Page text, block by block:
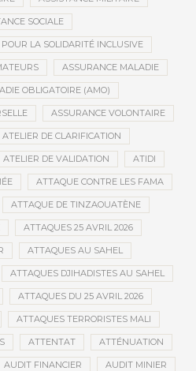
SOCIALE
LA SOLIDARITÉ INCLUSIVE
ASSURANCE MALADIE
OBLIGATOIRE (AMO)
ASSURANCE VOLONTAIRE
ATELIER DE CLARIFICATION
ATELIER DE VALIDATION ATIDI
ATTAQUE CONTRE LES FAMA
ATTAQUE DE TINZAOUATÈNE
ATTAQUES 25 AVRIL 2026
ATTAQUES AU SAHEL
ATTAQUES DJIHADISTES AU SAHEL
ATTAQUES DU 25 AVRIL 2026
ATTAQUES TERRORISTES MALI
ATTENTAT ATTÉNUATION
AUDIT FINANCIER AUDIT MINIER